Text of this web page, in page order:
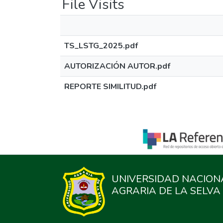
File Visits
TS_LSTG_2025.pdf
AUTORIZACIÓN AUTOR.pdf
REPORTE SIMILITUD.pdf
UNIVERSIDAD
AGRARIA DE LA SELVA